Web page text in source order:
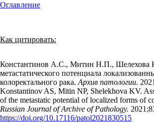
Оглавление
Как цитировать:
Константинов А.С., Митин Н.П., Шелехова
метастатического потенциала
колоректального рака. Архив патологии.
Konstantinov AS, Mitin NP, Shelekhova KV.
of the metastatic potential of localized forms of
Russian Journal of Archive of Pathology.
https://doi.org/10.17116/patol2021830515